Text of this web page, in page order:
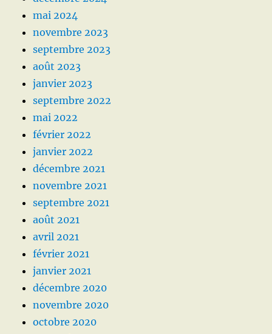
mai 2024
novembre 2023
septembre 2023
août 2023
janvier 2023
septembre 2022
mai 2022
février 2022
janvier 2022
décembre 2021
novembre 2021
septembre 2021
août 2021
avril 2021
février 2021
janvier 2021
décembre 2020
novembre 2020
octobre 2020